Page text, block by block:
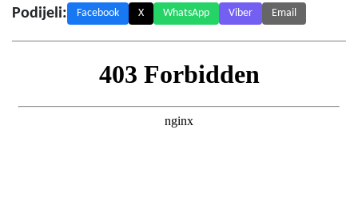
Podijeli: Facebook X WhatsApp Viber Email